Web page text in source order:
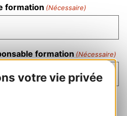
votre vie privée
formation (Nécessaire)
formation (Nécessaire)